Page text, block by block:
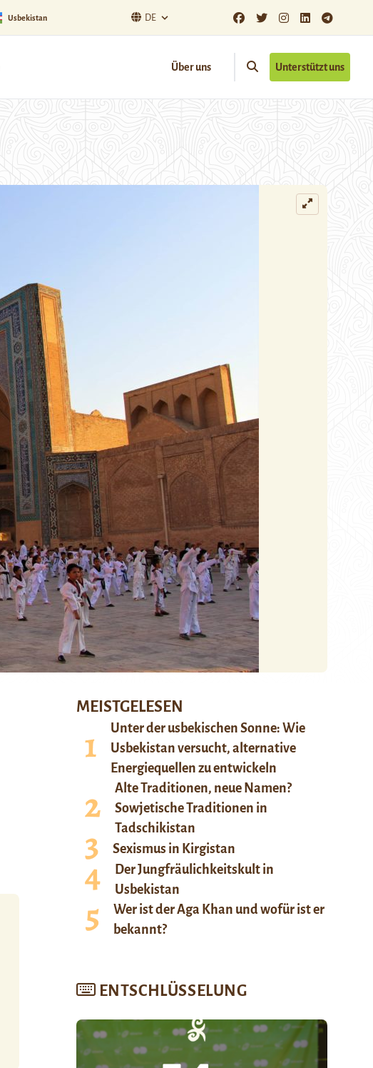
Usbekistan DE
Über uns Unterstützt uns
MEISTGELESEN
Unter der usbekischen Sonne: Wie
Usbekistan versucht, alternative
Energiequellen zu entwickeln
Alte Traditionen, neue Namen?
Sowjetische Traditionen in
Tadschikistan
Sexismus in Kirgistan
Der Jungfräulichkeitskult in
Usbekistan
Wer ist der Aga Khan und wofür ist er
bekannt?
ENTSCHLÜSSELUNG